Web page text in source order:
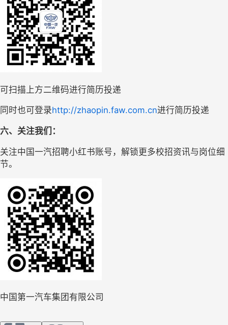
可扫描上方二维码进行简历投递
同时也可登录http://zhaopin.faw.com.cn进行简历投递
六、关注我们：
关注中国一汽招聘小红书账号，解锁更多校招资讯与岗位细
节。
中国第一汽车集团有限公司